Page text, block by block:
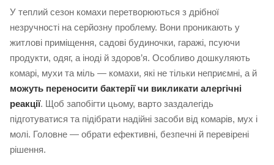
У теплий сезон комахи перетворюються з дрібної
незручності на серйозну проблему. Вони проникають у
житлові приміщення, садові будиночки, гаражі, псуючи
продукти, одяг, а іноді й здоров’я. Особливо дошкуляють
комарі, мухи та міль — комахи, які не тільки неприємні, а й
можуть переносити бактерії чи викликати алергічні
реакції. Щоб запобігти цьому, варто заздалегідь
підготуватися та підібрати надійні засоби від комарів, мух і
молі. Головне — обрати ефективні, безпечні й перевірені
рішення.